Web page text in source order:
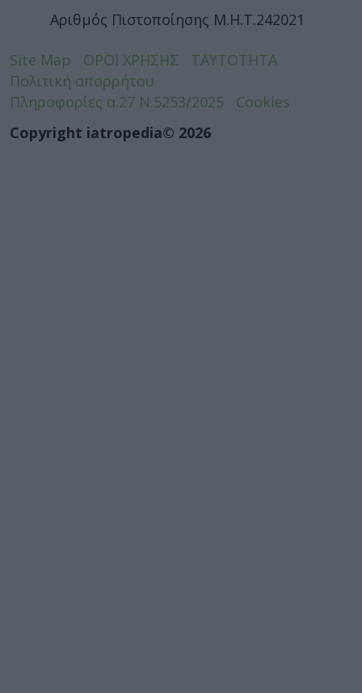
Αριθμός Πιστοποίησης Μ.Η.Τ.242021
Site Map ΟΡΟΙ ΧΡΗΣΗΣ
ΤΑΥΤΟΤΗΤΑ
Πολιτική απορρήτου
Πληροφορίες α.27 Ν.5253/2025
Cookies
Copyright iatropedia© 2026